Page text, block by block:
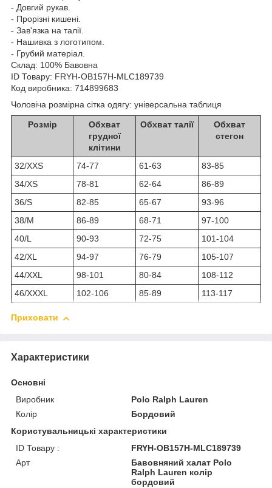
- Довгий рукав.
- Прорізні кишені.
- Зав'язка на талії.
- Нашивка з логотипом.
- Грубий матеріал.
Склад: 100% Бавовна
ID Товару: FRYH-OB157H-MLC189739
Код виробника: 714899683
Чоловіча розмірна сітка одягу: універсальна таблиця
Розмір
Обхват
грудної
клітини
Обхват талії
Обхват
стегон
32/XXS 74-77 61-63
83-85
34/XS
78-81 62-64
86-89
36/S
82-85 65-67
93-96
38/M
86-89 68-71
97-100
40/L
90-93 72-75
101-104
42/XL
94-97 76-79
105-107
44/XXL
98-101 80-84
108-112
46/XXXL
102-106 85-89 113-117
Приховати
Характеристики
Основні
Виробник
Polo Ralph Lauren
Колір
Бордовий
Користувальницькі характеристики
ID Товару :
FRYH-OB157H-MLC189739
Арт
Бавовняний халат Polo
Ralph Lauren колір
бордовий